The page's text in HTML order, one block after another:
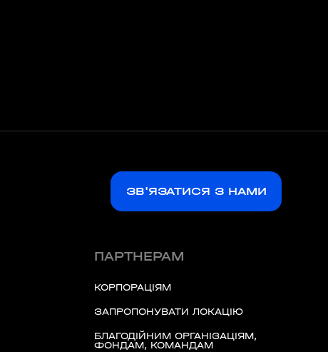
ЗВ'ЯЗАТИСЯ З НАМИ
ПАРТНЕРАМ
КОРПОРАЦІЯМ
ЗАПРОПОНУВАТИ ЛОКАЦІЮ
БЛАГОДІЙНИМ ОРГАНІЗАЦІЯМ,
ФОНДАМ, КОМАНДАМ